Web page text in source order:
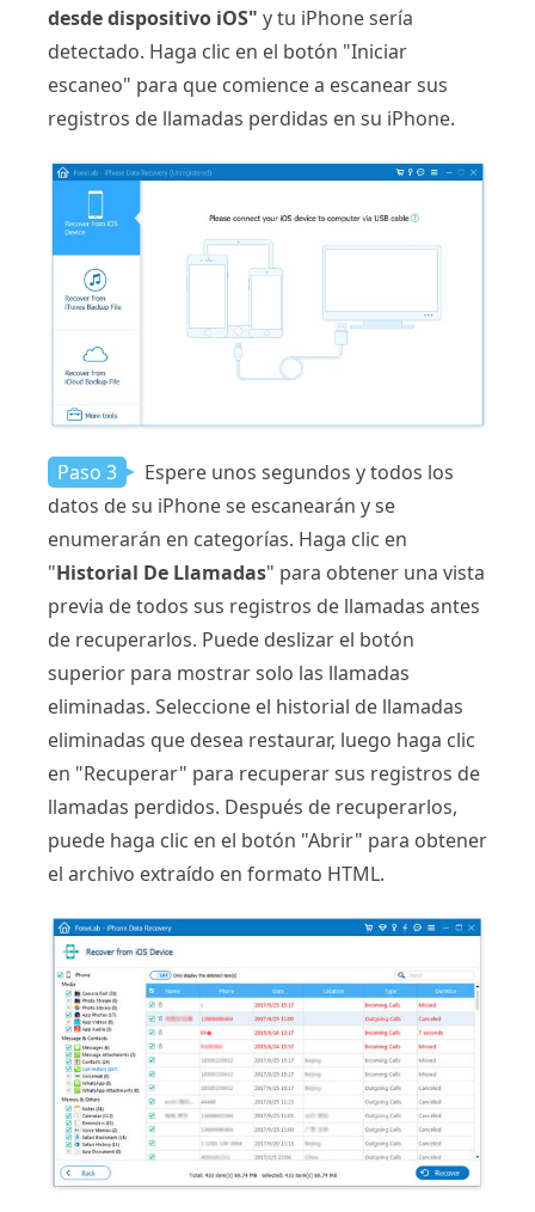
desde dispositivo iOS" y tu iPhone sería
detectado. Haga clic en el botón "Iniciar
escaneo" para que comience a escanear sus
registros de llamadas perdidas en su iPhone.
Paso 3
Espere unos segundos y todos los
datos de su iPhone se escanearán y se
enumerarán en categorías. Haga clic en
"Historial De Llamadas" para obtener una vista
previa de todos sus registros de llamadas antes
de recuperarlos. Puede deslizar el botón
superior para mostrar solo las llamadas
eliminadas. Seleccione el historial de llamadas
eliminadas que desea restaurar, luego haga clic
en "Recuperar" para recuperar sus registros de
llamadas perdidos. Después de recuperarlos,
puede haga clic en el botón "Abrir" para obtener
el archivo extraído en formato HTML.